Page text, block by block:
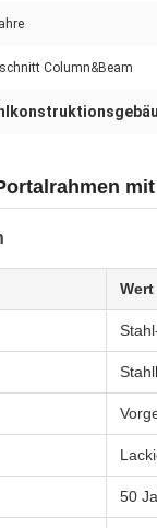
Column&Beam
Wert
50